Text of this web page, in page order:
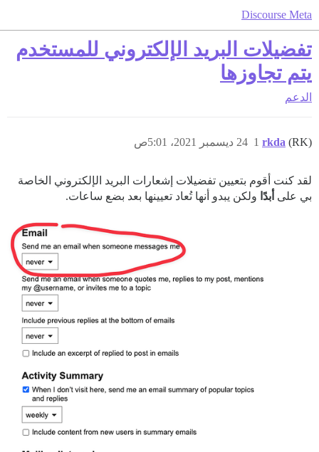
Discourse Meta
تفضيلات البريد الإلكتروني للمستخدم
يتم تجاوزها
الدعم
rkda (RK) 24 ديسمبر 2021، 5:01ص 1
لقد كنت أقوم بتعيين تفضيلات إشعارات البريد الإلكتروني الخاصة
بي على أبدًا ولكن يبدو أنها تُعاد تعيينها بعد بضع ساعات.